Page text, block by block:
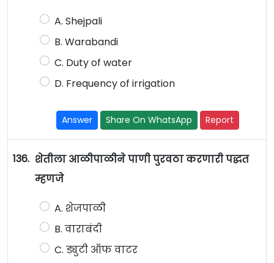
A. Shejpali
B. Warabandi
C. Duty of water
D. Frequency of irrigation
Answer Share On WhatsApp Report
136. शेतीला आळीपाळीने पाणी पुरवठा करणारी पद्धत
म्हणजे
A. शेजपाळी
B. वाराबंदी
C. ड्युटी ऑफ वाटर